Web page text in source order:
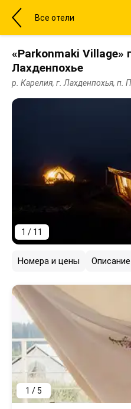
Все отели
«Parkonmaki Village»
Лахденпохье
р. Карелия, г. Лахденпохья, п.
1 / 11
Номера и цены
1 / 5